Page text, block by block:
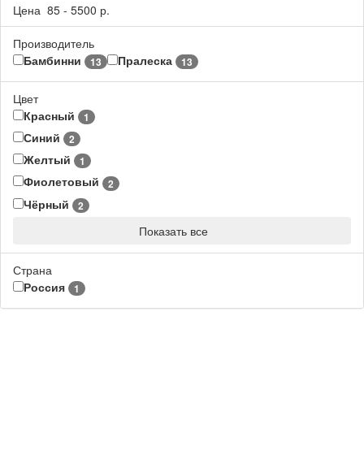
Цена 85 - 5500 р.
Производитель
Бамбинни
13 Пралеска 13
Цвет
Красный
1
Синий 2
Желтый 1
Фиолетовый 2
Чёрный 2
Показать все
Страна
Россия
1